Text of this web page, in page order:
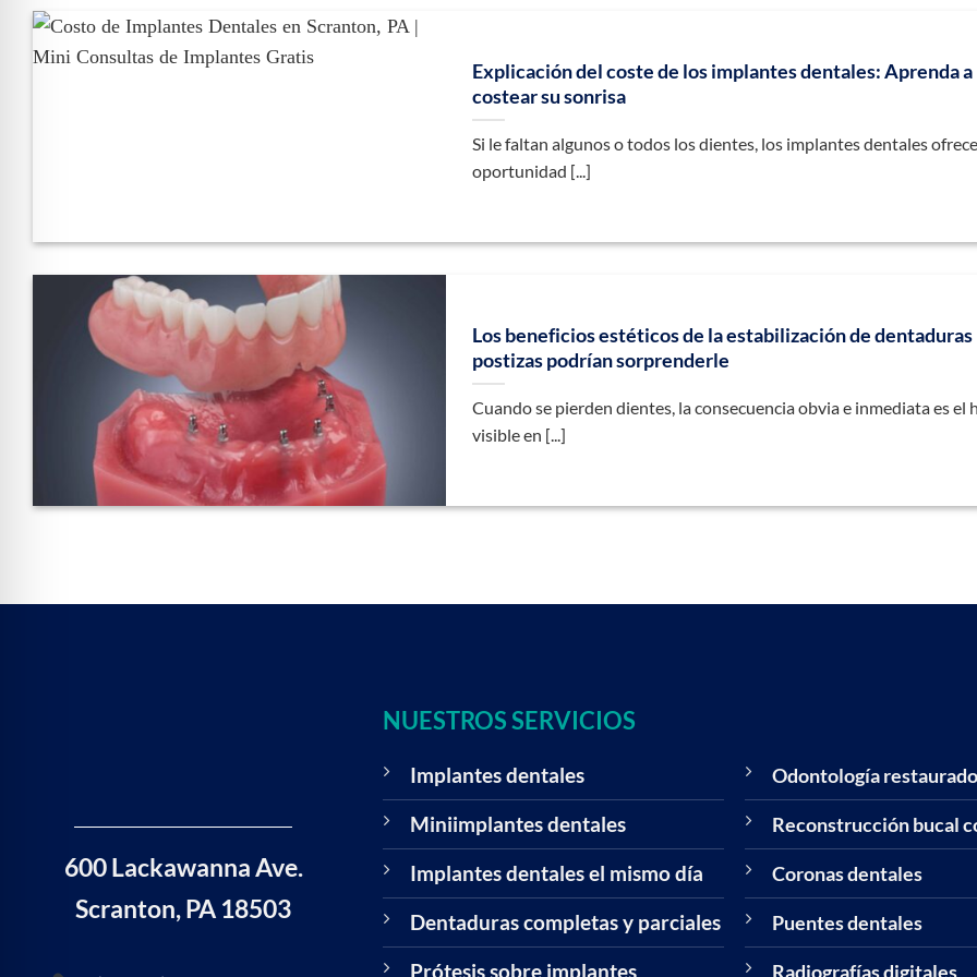
Explicación del coste de los implantes dentales: Aprenda a
costear su sonrisa
Si le faltan algunos o todos los dientes, los implantes dentales
oportunidad [...]
Los beneficios estéticos de la estabilización de dentaduras
postizas podrían sorprenderle
Cuando se pierden dientes, la consecuencia obvia e inmediata es el
visible en [...]
600 Lackawanna Ave.
Scranton, PA 18503
NUESTROS SERVICIOS
Implantes dentales
Miniimplantes dentales
Implantes dentales el mismo día
Dentaduras completas y parciales
Prótesis sobre implantes
Odontología
Reconstrucción bucal
Coronas dentales
Puentes dentales
Radiografías digitales